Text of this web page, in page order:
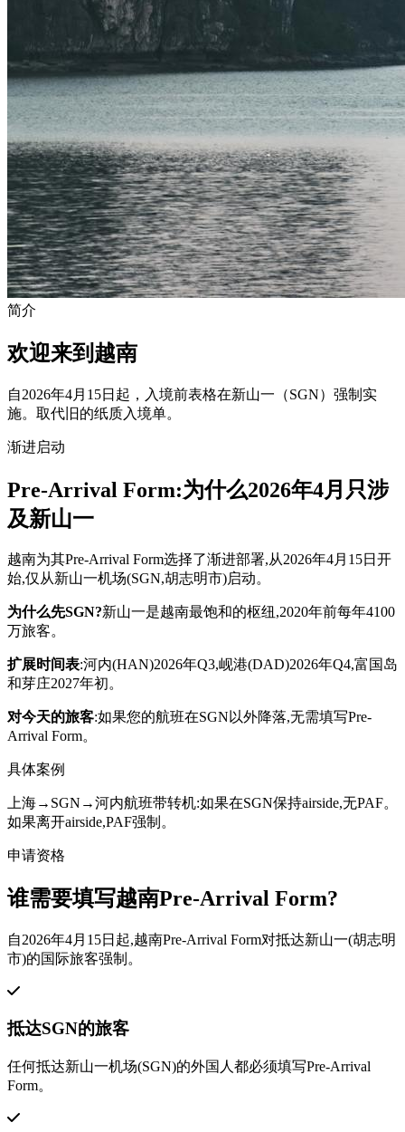
简介
欢迎来到越南
自2026年4月15日起，入境前表格在新山一（SGN）强制实
施。取代旧的纸质入境单。
渐进启动
Pre-Arrival Form:为什么2026年4月只涉
及新山一
越南为其Pre-Arrival Form选择了渐进部署,从2026年4月15日开
始,仅从新山一机场(SGN,胡志明市)启动。
为什么先SGN?新山一是越南最饱和的枢纽,2020年前每年4100
万旅客。
扩展时间表:河内(HAN)2026年Q3,岘港(DAD)2026年Q4,富国岛
和芽庄2027年初。
对今天的旅客:如果您的航班在SGN以外降落,无需填写Pre-
Arrival Form。
具体案例
上海→SGN→河内航班带转机:如果在SGN保持airside,无PAF。
如果离开airside,PAF强制。
申请资格
谁需要填写越南Pre-Arrival Form?
自2026年4月15日起,越南Pre-Arrival Form对抵达新山一(胡志明
市)的国际旅客强制。
抵达SGN的旅客
任何抵达新山一机场(SGN)的外国人都必须填写Pre-Arrival
Form。